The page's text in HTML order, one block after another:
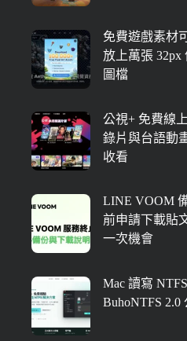
免費遊戲素材
放上萬張 32px
圖檔
公視+ 免費線
錄片與台語動
收看
LINE VOOM
前申請下載貼
一次機會
Mac 讀寫
BuhoNTFS 2.0